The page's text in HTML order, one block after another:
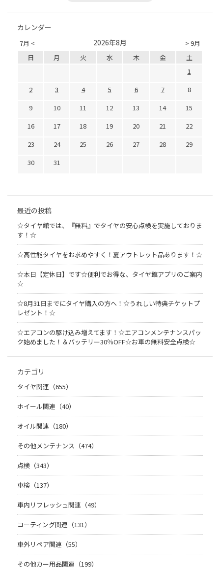
カレンダー
7月 < > 9月
2026年8月
日 月 火 水 木 金
土
1
2
3 4 5 6 7
8
9
10 11 12 13 14
15
16
17 18 19 20 21
22
23
24 25 26 27 28
29
30
31
最近の投稿
☆タイヤ館では、『無料』でタイヤの安心点検を実施しておりま
す！☆
☆高性能タイヤをお求めやすく！夏アウトレット品あります！☆
☆本日【定休日】です☆便利でお得な、タイヤ館アプリのご案内
☆
☆8月31日までにタイヤ購入の方へ！☆うれしい特典チケットプ
レゼント！☆
☆エアコンの駆け込み増えてます！☆エアコンメンテナンスパッ
ク始めました！＆バッテリー30％OFF☆お車の無料安全点検☆
カテゴリ
タイヤ関連（655）
ホイール関連（40）
オイル関連（180）
その他メンテナンス（474）
点検（343）
車検（137）
車内リフレッシュ関連（49）
コーティング関連（131）
車外リペア関連（55）
その他カー用品関連（199）